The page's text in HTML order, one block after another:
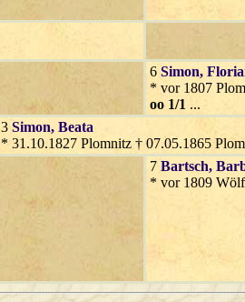
6 Simon,
* vor 1807
oo 1/1 ...
3 Simon, Beata
* 31.10.1827 Plomnitz † 07.05.1865
7 Bartsch,
* vor 1809